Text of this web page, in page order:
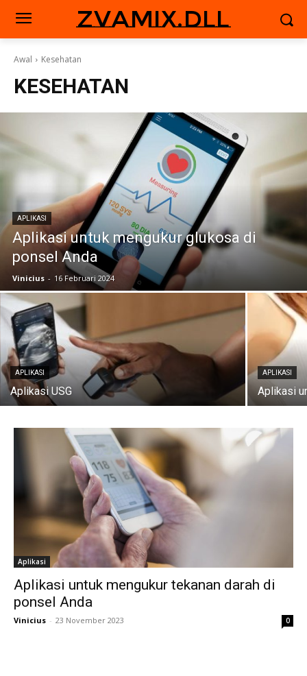
zvamix.dll
Awal Kesehatan
KESEHATAN
APLIKASI
Aplikasi untuk mengukur glukosa di
ponsel Anda
Vinicius - 16 Februari 2024
APLIKASI
Aplikasi USG
APLIKASI
Aplikasi
Aplikasi
Aplikasi untuk mengukur tekanan darah di
ponsel Anda
Vinicius - 23 November 2023 0